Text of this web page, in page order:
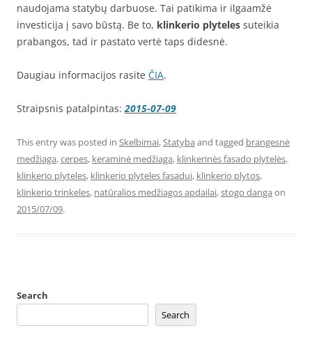
naudojama statybų darbuose. Tai patikima ir ilgaamžė
investicija į savo būstą. Be to, klinkerio plyteles suteikia
prabangos, tad ir pastato vertė taps didesnė.
Daugiau informacijos rasite ČIA.
Straipsnis patalpintas: 2015-07-09
This entry was posted in Skelbimai,Statyba and tagged brangesnė
medžiaga,cerpes, keraminė medžiaga, klinkerinės fasado plytelės,
klinkerio plyteles, klinkerio plyteles fasadui, klinkerio plytos,
klinkerio trinkeles, natūralios medžiagos apdailai,stogo danga on
2015/07/09.
Search
Search